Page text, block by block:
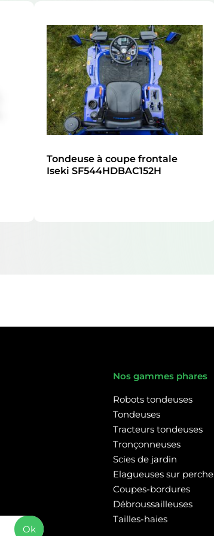
Tondeuse à coupe frontale
Iseki SF544HDBAC152H
Nos gammes phares
Robots tondeuses
Tondeuses
Tracteurs tondeuses
Tronçonneuses
Scies de jardin
Elagueuses sur perche
Coupes-bordures
Débroussailleuses
Tailles-haies